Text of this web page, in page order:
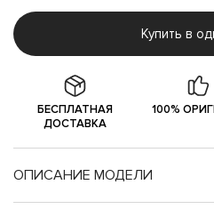
Купить в
БЕСПЛАТНАЯ
ДОСТАВКА
100%
ОПИСАНИЕ МОДЕЛИ